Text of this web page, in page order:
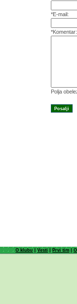
*E-mail:
*Komentar:
Polja
O klubu |Vesti | Prvi tim |